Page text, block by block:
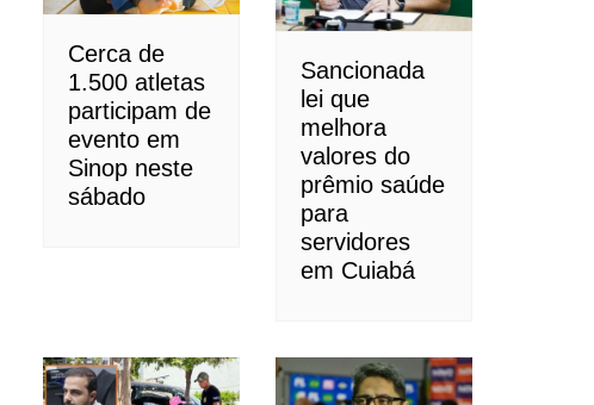
Cerca de
1.500 atletas
participam de
evento em
Sinop neste
sábado
Sancionada
lei que
melhora
valores do
prêmio saúde
para
servidores
em Cuiabá